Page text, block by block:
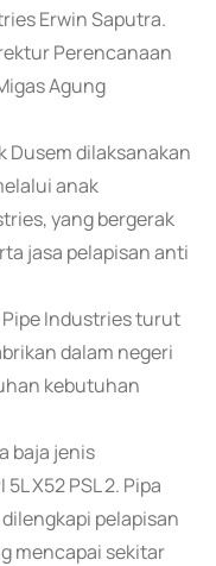
Erwin Saputra.
Perencanaan
Agung
Dusem dilaksanakan
anak
yang bergerak
jasa pelapisan anti
Industries turut
dalam negeri
kebutuhan
baja jenis
X52 PSL 2. Pipa
pelapisan
mencapai sekitar